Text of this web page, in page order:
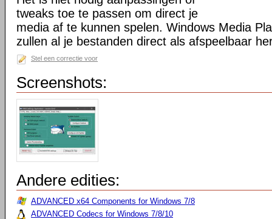
tweaks toe te passen om direct je
media af te kunnen spelen. Windows Media
zullen al je bestanden direct als afspeelbaar
Stel een correctie voor
Screenshots:
Andere edities:
ADVANCED x64 Components for Windows 7/8
ADVANCED Codecs for Windows 7/8/10